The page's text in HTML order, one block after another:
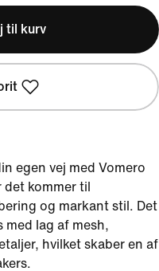
til kurv
egen vej med Vomero
kommer til
og markant stil. Det
med lag af mesh,
hvilket skaber en af